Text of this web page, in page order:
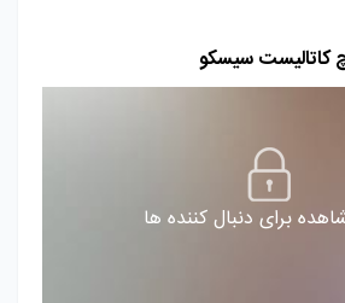
برای دنبال کننده ها